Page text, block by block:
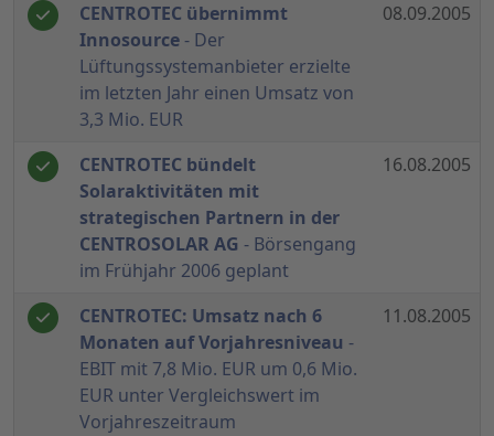
CENTROTEC übernimmt
Innosource - Der
Lüftungssystemanbieter erzielte
im letzten Jahr einen Umsatz von
3,3 Mio. EUR
08.09.2005
CENTROTEC bündelt
Solaraktivitäten mit
strategischen Partnern in der
CENTROSOLAR AG - Börsengang
im Frühjahr 2006 geplant
16.08.2005
CENTROTEC: Umsatz nach 6
Monaten auf Vorjahresniveau -
EBIT mit 7,8 Mio. EUR um 0,6 Mio.
EUR unter Vergleichswert im
Vorjahreszeitraum
11.08.2005